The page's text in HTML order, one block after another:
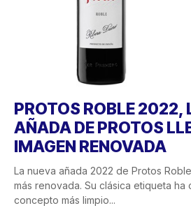
PROTOS ROBLE 2022,
AÑADA DE PROTOS
IMAGEN RENOVADA
La nueva añada 2022 de Protos
más renovada. Su clásica etiqueta ha
concepto más limpio...